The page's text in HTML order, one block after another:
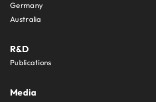
Germany
Australia
R&D
Publications
Media